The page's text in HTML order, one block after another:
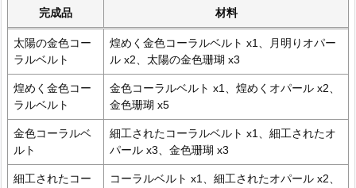
完成品 材料
太陽の金色コー
ラルベルト
煌めく金色コーラルベルト x1、月明りオパー
ル x2、太陽の金色珊瑚 x3
煌めく金色コー
ラルベルト
金色コーラルベルト x1、煌めくオパール x2、
金色珊瑚 x5
金色コーラルベ
ルト
細工されたコーラルベルト x1、細工されたオ
パール x3、金色珊瑚 x3
細工されたコー
コーラルベルト x1、細工されたオパール x2、